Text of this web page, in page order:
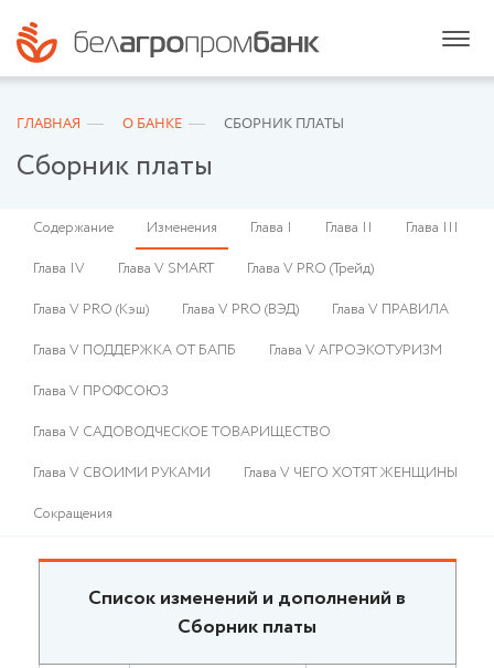
ГЛАВНАЯ О БАНКЕ СБОРНИК ПЛАТЫ
Сборник платы
Содержание Изменения Глава I Глава II
Глава III
Глава IV
Глава V SMART
Глава V PRO (Трейд)
Глава V PRO (Кэш)
Глава V PRO (ВЭД)
Глава V ПРАВИЛА
Глава V ПОДДЕРЖКА ОТ БАПБ
Глава V АГРОЭКОТУРИЗМ
Глава V ПРОФСОЮЗ
Глава V САДОВОДЧЕСКОЕ ТОВАРИЩЕСТВО
Глава V СВОИМИ РУКАМИ
Глава V ЧЕГО ХОТЯТ ЖЕНЩИНЫ
Сокращения
Список изменений и дополнений в
Сборник платы